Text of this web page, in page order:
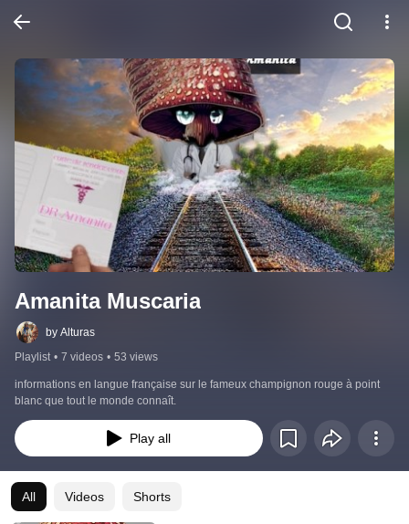
Amanita Muscaria
by Alturas
Playlist • 7 videos • 53 views
informations en langue française sur le fameux champignon rouge à point
blanc que tout le monde connaît.
Play all
All Videos Shorts